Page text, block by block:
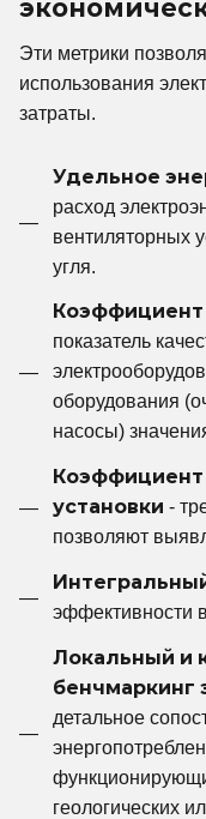
Эти метрики
использования
затраты.
Удельное
расход
вентиляторных
угля.
Коэффициент
показатель
оборудования
насосы)
Коэффициент
установки -
позволяют
эффективности
Локальный и
бенчмаркинг
детальное
геологических